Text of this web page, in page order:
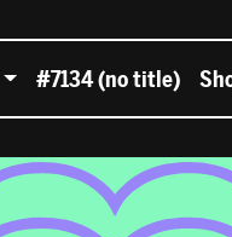
#7134 (no title)